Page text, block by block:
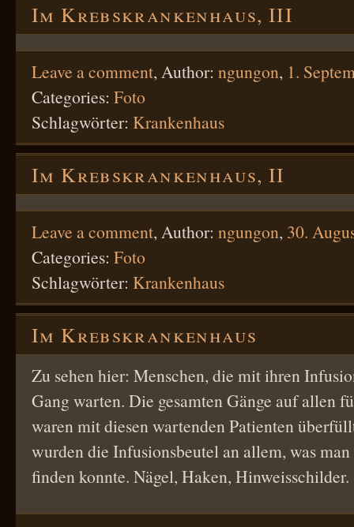
Im Krebskrankenhaus, III
Leave a comment, Author: ngungon, 1.
Categories: Foto
Schlagwörter: Krankenhaus
Im Krebskrankenhaus, II
Leave a comment, Author: ngungon, 30.
Categories: Foto
Schlagwörter: Krankenhaus
Im Krebskrankenhaus
Zu sehen hier: Menschen, die mit ihren
Gang warten. Die gesamten Gänge auf allen
waren mit diesen wartenden Patienten
wurden die Infusionsbeutel an allem, was man
finden konnte. Nägel, Haken, Hinweisschilder.